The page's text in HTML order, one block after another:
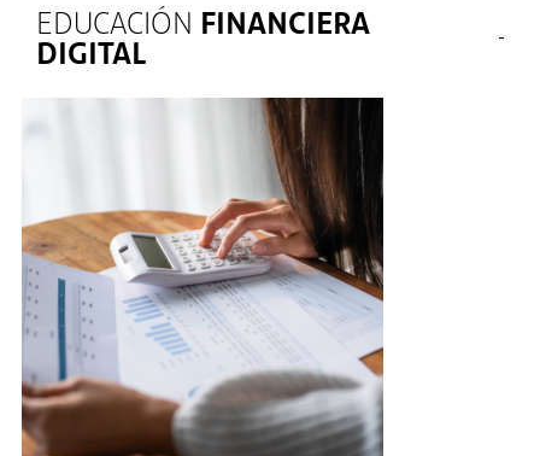
EDUCACIÓN FINANCIERA
DIGITAL